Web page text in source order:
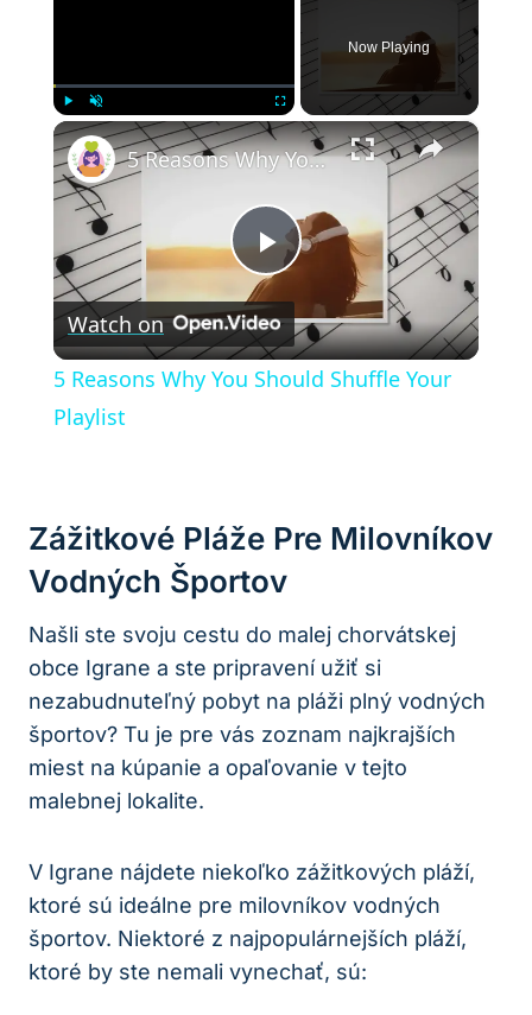
Play Unmute Fullscreen
Now Playing
×
Play
Video
5 Reasons Why You Should Shuffle Your Playlist
Watch on
5 Reasons Why You Should Shuffle Your
Playlist
Zážitkové Pláže Pre Milovníkov
Vodných Športov
Našli ste svoju cestu do malej chorvátskej
obce Igrane a ste pripravení užiť si
nezabudnuteľný pobyt na pláži plný vodných
športov? Tu je pre vás zoznam najkrajších
miest na kúpanie a opaľovanie v tejto
malebnej lokalite.
V Igrane nájdete niekoľko zážitkových pláží,
ktoré sú ideálne pre milovníkov vodných
športov. Niektoré z najpopulárnejších pláží,
ktoré by ste nemali vynechať, sú: